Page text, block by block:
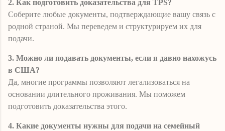
2. Как подготовить доказательства для TPS?
Соберите любые документы, подтверждающие вашу связь с
родной страной. Мы переведем и структурируем их для
подачи.
3. Можно ли подавать документы, если я давно нахожусь
в США?
Да, многие программы позволяют легализоваться на
основании длительного проживания. Мы поможем
подготовить доказательства этого.
4. Какие документы нужны для подачи на семейный